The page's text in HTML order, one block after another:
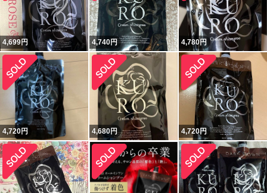
4,699円 4,740円 4,780円
4,720円 4,680円 4,720円